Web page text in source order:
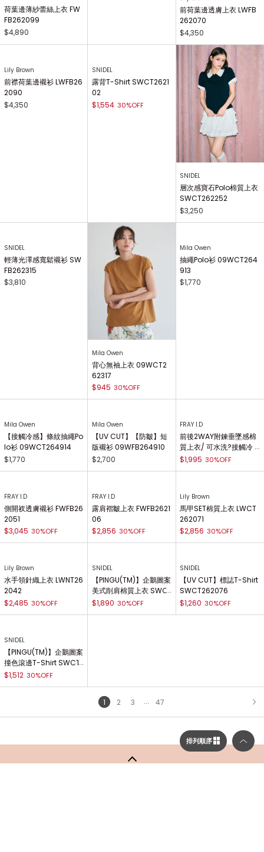
荷葉邊薄紗蕾絲上衣 FW
FB262099
$4,890
前荷葉邊透膚上衣 LWFB
262070
$4,350
Lily Brown
前襟荷葉邊襯衫 LWFB26
2090
$4,350
SNIDEL
露背T-Shirt SWCT2621
02
$1,554 30%OFF
SNIDEL
層次感寶石Polo棉質上衣
SWCT262252
$3,250
SNIDEL
輕薄光澤感寬鬆襯衫 SW
FB262315
$3,810
Mila Owen
背心無袖上衣 09WCT2
62317
$945 30%OFF
Mila Owen
抽繩Polo衫 09WCT264
913
$1,770
Mila Owen
【接觸冷感】條紋抽繩Po
lo衫 09WCT264914
$1,770
Mila Owen
【UV CUT】【防皺】短
版襯衫 09WFB264910
$2,700
FRAY I.D
前後2WAY附鍊垂墜感棉
質上衣/ 可水洗?接觸冷
感 FWCT262123
$1,995 30%OFF
FRAY I.D
側開衩透膚襯衫 FWFB26
2051
$3,045 30%OFF
FRAY I.D
露肩褶皺上衣 FWFB2621
06
$2,856 30%OFF
Lily Brown
馬甲SET棉質上衣 LWCT
262071
$2,856 30%OFF
Lily Brown
水手領針織上衣 LWNT26
2042
$2,485 30%OFF
SNIDEL
【PINGU(TM)】企鵝圖案
美式削肩棉質上衣 SWC
T262057
$1,890 30%OFF
SNIDEL
【UV CUT】標誌T-Shirt
SWCT262076
$1,260 30%OFF
SNIDEL
【PINGU(TM)】企鵝圖案
撞色滾邊T-Shirt SWCT
262100
$1,512 30%OFF
1 2 3 ...
47
排列順序